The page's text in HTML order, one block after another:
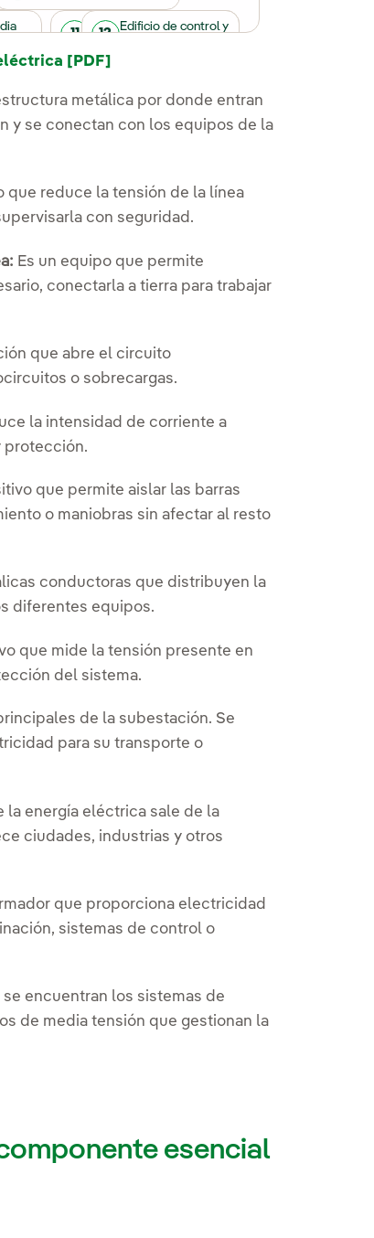
5
Transformador de
9
Transformador de
11
Transformador de
12
Edificio de control y
[PDF]
metálica por donde entran
y se conectan con los equipos de la
que reduce la tensión de la línea
con seguridad.
Es un equipo que permite
conectarla a tierra para trabajar
que abre el circuito
o sobrecargas.
la intensidad de corriente a
protección.
que permite aislar las barras
o maniobras sin afectar al resto
conductoras que distribuyen la
diferentes equipos.
que mide la tensión presente en
del sistema.
de la subestación. Se
para su transporte o
la energía eléctrica sale de la
ciudades, industrias y otros
que proporciona electricidad
sistemas de control o
encuentran los sistemas de
de media tensión que gestionan la
esencial